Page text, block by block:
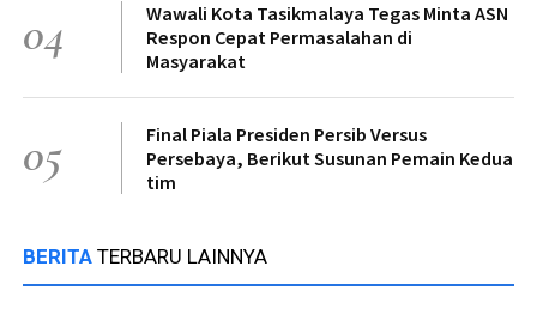
04
Wawali Kota Tasikmalaya Tegas Minta ASN
Respon Cepat Permasalahan di
Masyarakat
05
Final Piala Presiden Persib Versus
Persebaya, Berikut Susunan Pemain Kedua
tim
BERITA TERBARU LAINNYA